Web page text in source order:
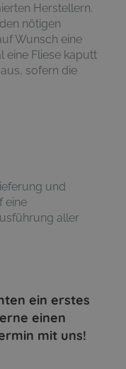
Herstellern.
nötigen
Wunsch eine
eine Fliese kaputt
sofern die
und
eine
aller
ein erstes
einen
mit uns!